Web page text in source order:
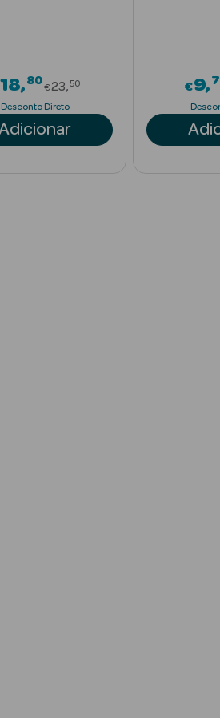
18 80Price reduced from
€23 50
Desconto Direto
€9